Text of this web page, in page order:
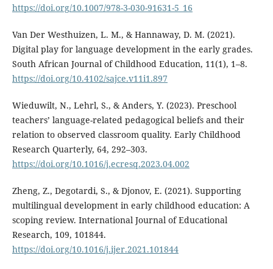
https://doi.org/10.1007/978-3-030-91631-5_16
Van Der Westhuizen, L. M., & Hannaway, D. M. (2021).
Digital play for language development in the early grades.
South African Journal of Childhood Education, 11(1), 1–8.
https://doi.org/10.4102/sajce.v11i1.897
Wieduwilt, N., Lehrl, S., & Anders, Y. (2023). Preschool
teachers’ language-related pedagogical beliefs and their
relation to observed classroom quality. Early Childhood
Research Quarterly, 64, 292–303.
https://doi.org/10.1016/j.ecresq.2023.04.002
Zheng, Z., Degotardi, S., & Djonov, E. (2021). Supporting
multilingual development in early childhood education: A
scoping review. International Journal of Educational
Research, 109, 101844.
https://doi.org/10.1016/j.ijer.2021.101844